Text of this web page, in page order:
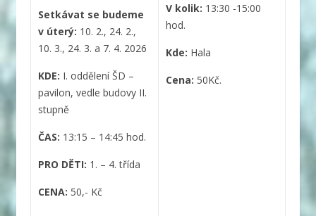
Setkávat se budeme
v úterý: 10. 2., 24. 2.,
10. 3., 24. 3. a 7. 4. 2026
KDE: I. oddělení ŠD –
pavilon, vedle budovy II.
stupně
ČAS: 13:15 – 14:45 hod.
PRO DĚTI: 1. – 4. třída
CENA: 50,- Kč
V kolik: 13:30 -15:00
hod.
Kde: Hala
Cena: 50Kč.